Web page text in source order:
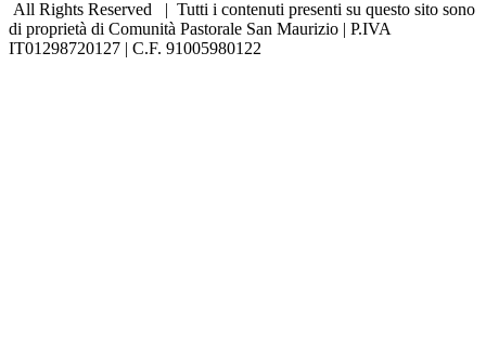
All Rights Reserved | Tutti i contenuti presenti su questo sito sono
di proprietà di Comunità Pastorale San Maurizio | P.IVA
IT01298720127 | C.F. 91005980122